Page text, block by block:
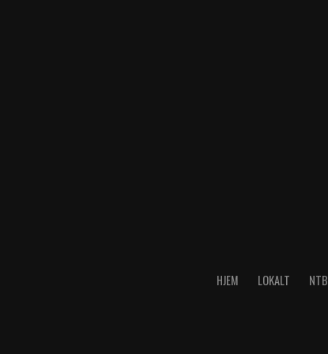
HJEM LOKALT NTB